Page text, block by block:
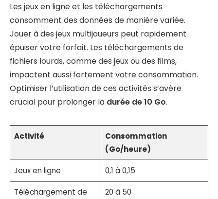
Les jeux en ligne et les téléchargements
consomment des données de manière variée.
Jouer à des jeux multijoueurs peut rapidement
épuiser votre forfait. Les téléchargements de
fichiers lourds, comme des jeux ou des films,
impactent aussi fortement votre consommation.
Optimiser l’utilisation de ces activités s’avère
crucial pour prolonger la durée de 10 Go.
Activité
Consommation
(Go/heure)
Jeux en ligne 0,1 à 0,15
Téléchargement de
20 à 50